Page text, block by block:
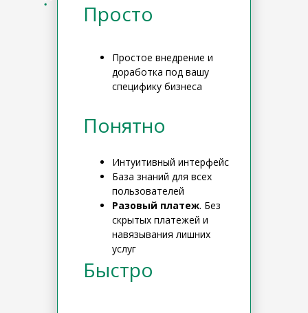
Интуитивный интерфейс
База знаний для всех
пользователей
Разовый платеж. Без
скрытых платежей и
навязывания лишних
услуг
Понятно
Быстро
Просто
Простое внедрение и
доработка под вашу
специфику бизнеса